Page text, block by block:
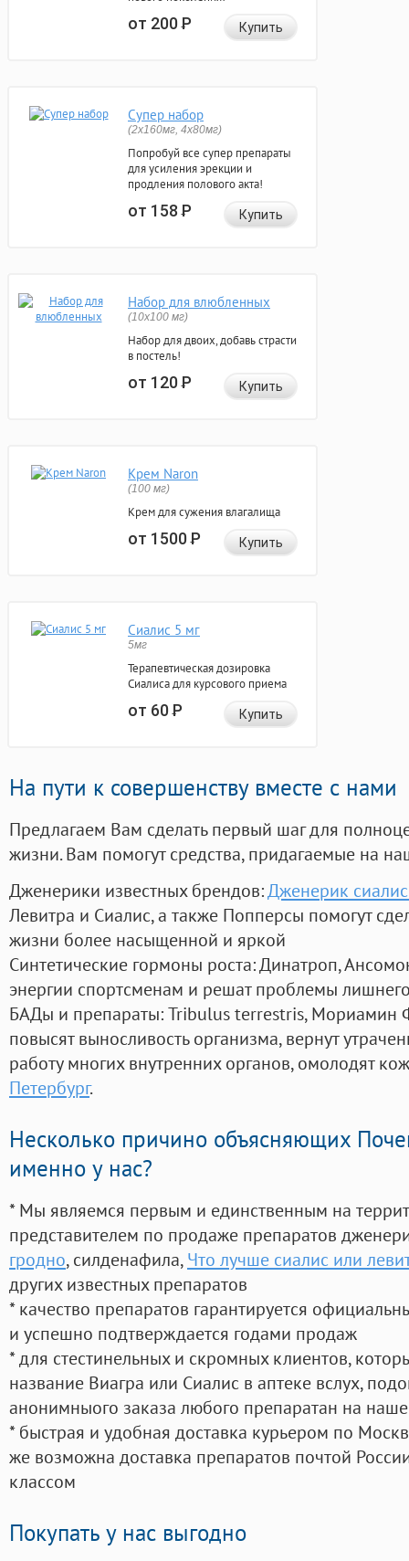
от 200Р Купить
Супер набор
(2х160мг, 4х80мг)
Попробуй все супер препараты
для усиления эрекции и
продления полового акта!
от 158Р Купить
Набор для влюбленных
(10х100 мг)
Набор для двоих, добавь страсти
в постель!
от 120Р Купить
Крем Naron
(100 мг)
Крем для сужения влагалища
от 1500Р Купить
Сиалис 5 мг
5мг
Терапевтическая дозировка
Сиалиса для курсового приема
от 60Р Купить
На пути к совершенству вместе с нами
Предлагаем Вам сделать первый шаг для
жизни. Вам помогут средства, придагаемые на
Дженерики известных брендов:Дженерик
Левитра и Сиалис, а также Попперсы помогут
жизни более насыщенной и яркой
Синтетические гормоны роста: Динатроп,
энергии спортсменам и решат проблемы
БАДы и препараты:Tribulus terrestris, Мориамин
повысят выносливость организма, вернут
работу многих внутренних органов, омолодят
Петербург.
Несколько причино объясняющих
именно у нас?
* Мы являемся первым и единственным на
представителем по продаже препаратов
гродно, силденафила, Что лучше сиалис или
других известных препаратов
* качество препаратов гарантируется
и успешно подтверждается годами продаж
* для стестинельных и скромных клиентов,
название Виагра или Сиалис в аптеке вслух,
анонимныого заказа любого препаратан на
* быстрая и удобная доставка курьером по
же возможна доставка препаратов почтой
классом
Покупать у нас выгодно